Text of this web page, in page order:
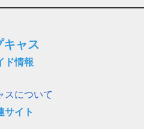
キャス
ド情報
スについて
サイト